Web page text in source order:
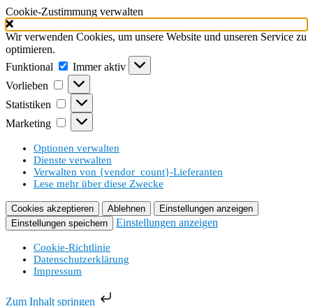
Cookie-Zustimmung verwalten
Wir verwenden Cookies, um unsere Website und unseren Service zu
optimieren.
Funktional
Funktional
Immer aktiv
Vorlieben
Vorlieben
Statistiken Statistiken
Marketing Marketing
Optionen verwalten
Dienste verwalten
Verwalten von {vendor_count}-Lieferanten
Lese mehr über diese Zwecke
Cookies akzeptieren Ablehnen
Einstellungen anzeigen
Einstellungen speichern
Einstellungen anzeigen
Cookie-Richtlinie
Datenschutzerklärung
Impressum
Zum Inhalt springen